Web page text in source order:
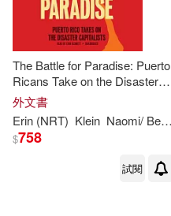
The Battle for Paradise: Puerto
Ricans Take on the Disaster
Capitalists
外文書
Erin (NRT) Klein Naomi/ Bennett
$758
試閱